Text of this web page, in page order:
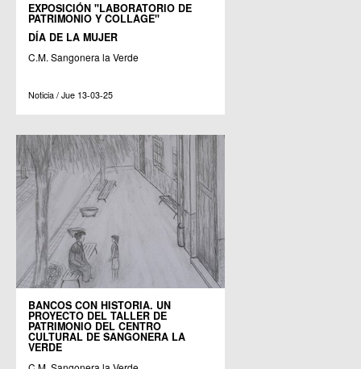
EXPOSICIÓN "LABORATORIO DE
PATRIMONIO Y COLLAGE"
DÍA DE LA MUJER
C.M. Sangonera la Verde
Noticia / Jue 13-03-25
BANCOS CON HISTORIA. UN
PROYECTO DEL TALLER DE
PATRIMONIO DEL CENTRO
CULTURAL DE SANGONERA LA
VERDE